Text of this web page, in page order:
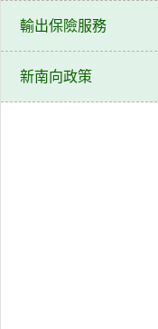
輸出保險服務
新南向政策